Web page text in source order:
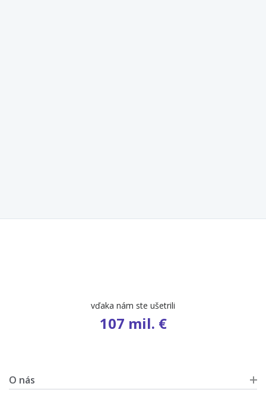
vďaka nám ste ušetrili
107 mil. €
O nás